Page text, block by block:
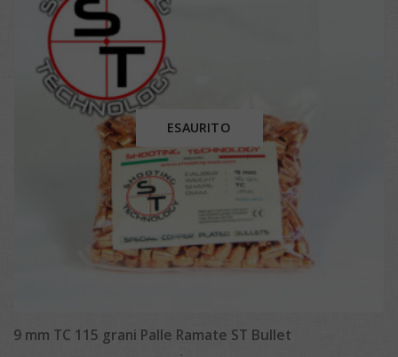
ESAURITO
9 mm TC 115 grani Palle Ramate ST Bullet